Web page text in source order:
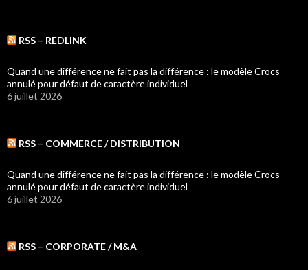
RSS – REDLINK
Quand une différence ne fait pas la différence : le modèle Crocs
annulé pour défaut de caractère individuel
6 juillet 2026
RSS – COMMERCE / DISTRIBUTION
Quand une différence ne fait pas la différence : le modèle Crocs
annulé pour défaut de caractère individuel
6 juillet 2026
RSS – CORPORATE / M&A